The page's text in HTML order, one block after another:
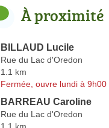
À proximité
BILLAUD Lucile
Rue du Lac d'Oredon
1.1 km
Fermée, ouvre lundi à 9h00
BARREAU Caroline
Rue du Lac d'Oredon
1.1 km